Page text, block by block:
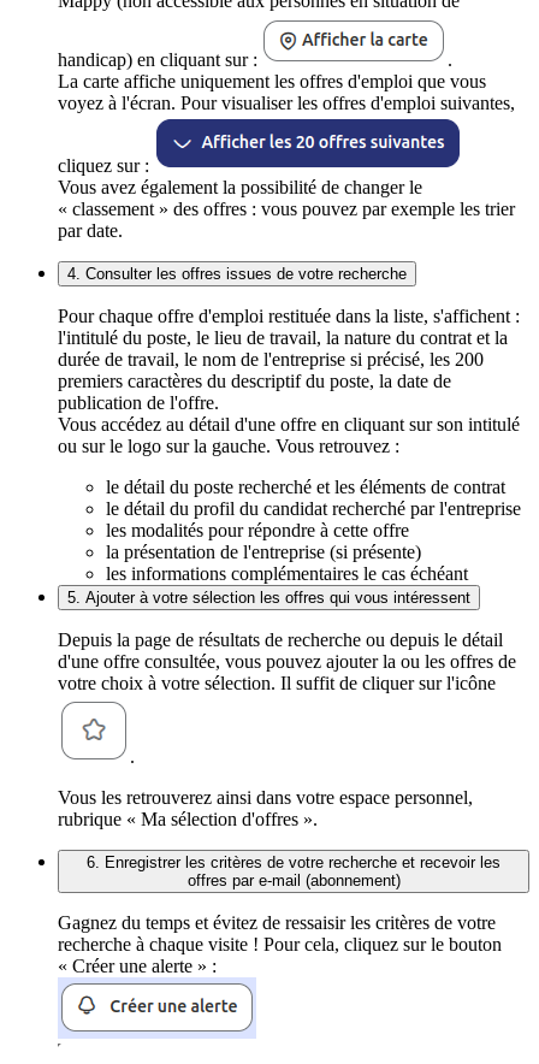
handicap) en cliquant sur :
.
La carte affiche uniquement les offres d'emploi que vous
voyez à l'écran. Pour visualiser les offres d'emploi suivantes,
cliquez sur :
Vous avez également la possibilité de changer le
« classement » des offres : vous pouvez par exemple les trier
par date.
4. Consulter les offres issues de votre recherche
Pour chaque offre d'emploi restituée dans la liste, s'affichent :
l'intitulé du poste, le lieu de travail, la nature du contrat et la
durée de travail, le nom de l'entreprise si précisé, les 200
premiers caractères du descriptif du poste, la date de
publication de l'offre.
Vous accédez au détail d'une offre en cliquant sur son intitulé
ou sur le logo sur la gauche. Vous retrouvez :
le détail du poste recherché et les éléments de contrat
le détail du profil du candidat recherché par l'entreprise
les modalités pour répondre à cette offre
la présentation de l'entreprise (si présente)
les informations complémentaires le cas échéant
5. Ajouter à votre sélection les offres qui vous intéressent
Depuis la page de résultats de recherche ou depuis le détail
d'une offre consultée, vous pouvez ajouter la ou les offres de
votre choix à votre sélection. Il suffit de cliquer sur l'icône
.
Vous les retrouverez ainsi dans votre espace personnel,
rubrique « Ma sélection d'offres ».
6. Enregistrer les critères de votre recherche et recevoir les
offres par e-mail (abonnement)
Gagnez du temps et évitez de ressaisir les critères de votre
recherche à chaque visite ! Pour cela, cliquez sur le bouton
« Créer une alerte » :